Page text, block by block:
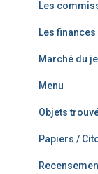
Les
Les
Marché du
Menu
Objets
Papiers /